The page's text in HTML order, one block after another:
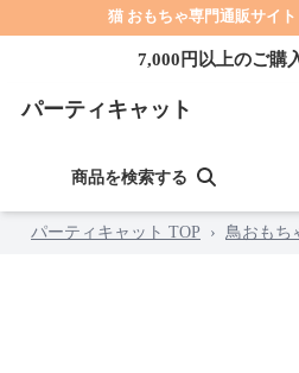
猫 おもちゃ専門通販サイ
7,000円以上のご購
パーティキャット
商品を検索する
パーティキャット TOP › 鳥おもち